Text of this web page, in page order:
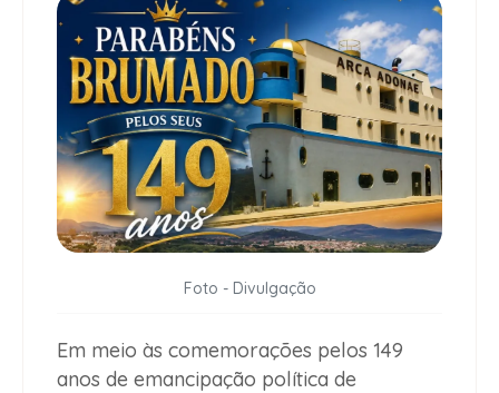
Foto - Divulgação
Em meio às comemorações pelos 149
anos de emancipação política de